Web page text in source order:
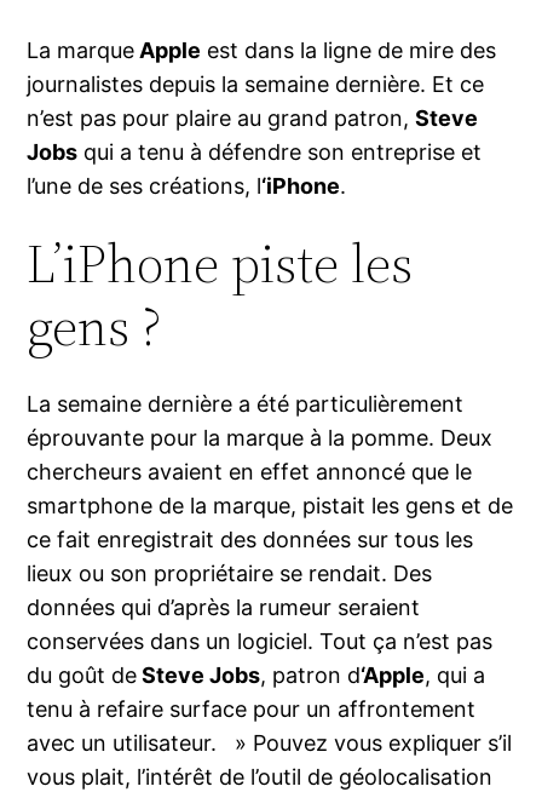
La marqueApple est dans la ligne de mire des
journalistes depuis la semaine dernière. Et ce
n’est pas pour plaire au grand patron,Steve
Jobs qui a tenu à défendre son entreprise et
l’une de ses créations, l‘iPhone.
L’iPhone piste les
gens ?
La semaine dernière a été particulièrement
éprouvante pour la marque à la pomme. Deux
chercheurs avaient en effet annoncé que le
smartphone de la marque, pistait les gens et de
ce fait enregistrait des données sur tous les
lieux ou son propriétaire se rendait. Des
données qui d’après la rumeur seraient
conservées dans un logiciel. Tout ça n’est pas
du goût deSteve Jobs, patron d‘Apple, qui a
tenu à refaire surface pour un affrontement
avec un utilisateur. » Pouvez vous expliquer s’il
vous plait, l’intérêt de l’outil de géolocalisation